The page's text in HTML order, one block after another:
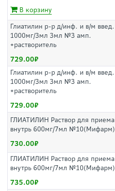
В корзину
Глиатилин р-р д/инф. и в/м введ.
1000мг/3мл 3мл №3 амп.
+растворитель
729.00
Глиатилин р-р д/инф. и в/м введ.
1000мг/3мл 3мл №3 амп.
+растворитель
729.00
ГЛИАТИЛИН Раствор для приема
внутрь 600мг/7мл №10(Мифарм)
730.00
ГЛИАТИЛИН Раствор для приема
внутрь 600мг/7мл №10(Мифарм)
735.00